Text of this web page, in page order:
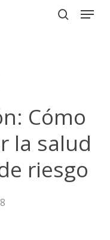
Menu
Cómo
la salud
riesgo